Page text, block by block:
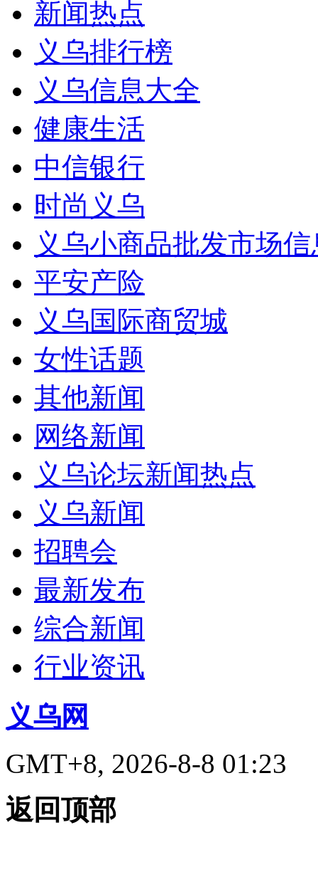
新闻热点
义乌排行榜
义乌信息大全
健康生活
中信银行
时尚义乌
义乌小商品批发市场
平安产险
义乌国际商贸城
女性话题
其他新闻
网络新闻
义乌论坛新闻热点
义乌新闻
招聘会
最新发布
综合新闻
行业资讯
义乌网
GMT+8, 2026-8-8 01:23
返回顶部